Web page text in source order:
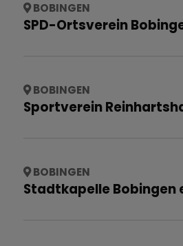
BOBINGEN
SPD-Ortsverein
BOBINGEN
Sportverein
BOBINGEN
Stadtkapelle Bobingen